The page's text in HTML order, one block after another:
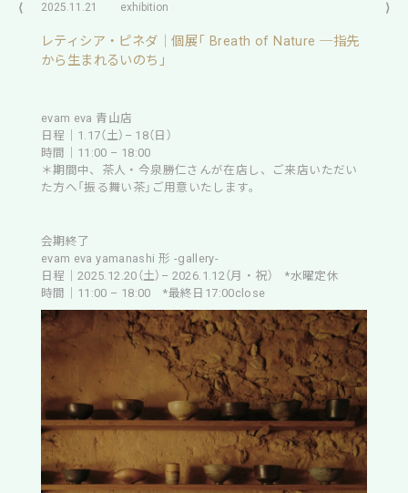
⟨ 2025.11.21 exhibition
レティシア・ピネダ｜個展「 Breath of Nature ─指先
から生まれるいのち」
evam eva 青山店
日程｜1.17（土）– 18（日）
時間｜11:00 – 18:00
＊期間中、茶人・今泉勝仁さんが在店し、ご来店いただい
た方へ「振る舞い茶」ご用意いたします。
会期終了
evam eva yamanashi 形 -gallery-
日程｜2025.12.20（土）– 2026.1.12（月・祝） *水曜定休
時間｜11:00 – 18:00 *最終日17:00close
⟩